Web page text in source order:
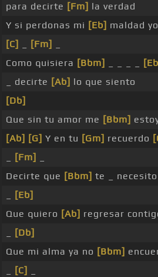
para decirte [Fm] la verdad
Y si perdonas mi [Eb] maldad
[C]
[Fm]
Como quisiera [Bbm]
_ decirte [Ab] lo que siento
[Db]
Que sin tu amor me [Bbm]
[Ab] [G] Y en tu [Gm] recuerdo
[Fm]
Decirte que [Bbm] te _ necesito
[Eb]
Que quiero [Ab] regresar
[Db]
Que mi alma ya no [Bbm]
[C]